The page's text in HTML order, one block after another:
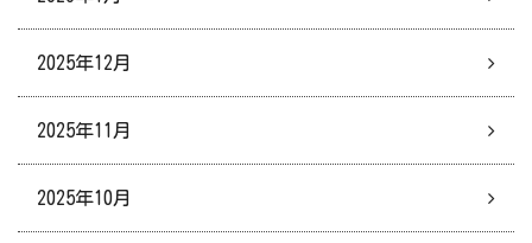
2025年12月
2025年11月
2025年10月